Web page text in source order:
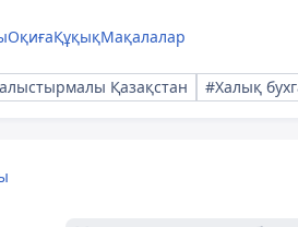
ОқиғаҚұқықМақалалар
Қазақстан #Халық